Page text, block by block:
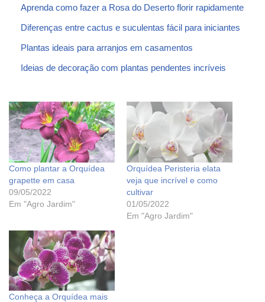
Aprenda como fazer a Rosa do Deserto florir rapidamente
Diferenças entre cactus e suculentas fácil para iniciantes
Plantas ideais para arranjos em casamentos
Ideias de decoração com plantas pendentes incríveis
Como plantar a Orquídea
grapette em casa
09/05/2022
Em "Agro Jardim"
Orquídea Peristeria elata
veja que incrível e como
cultivar
01/05/2022
Em "Agro Jardim"
Conheça a Orquídea mais